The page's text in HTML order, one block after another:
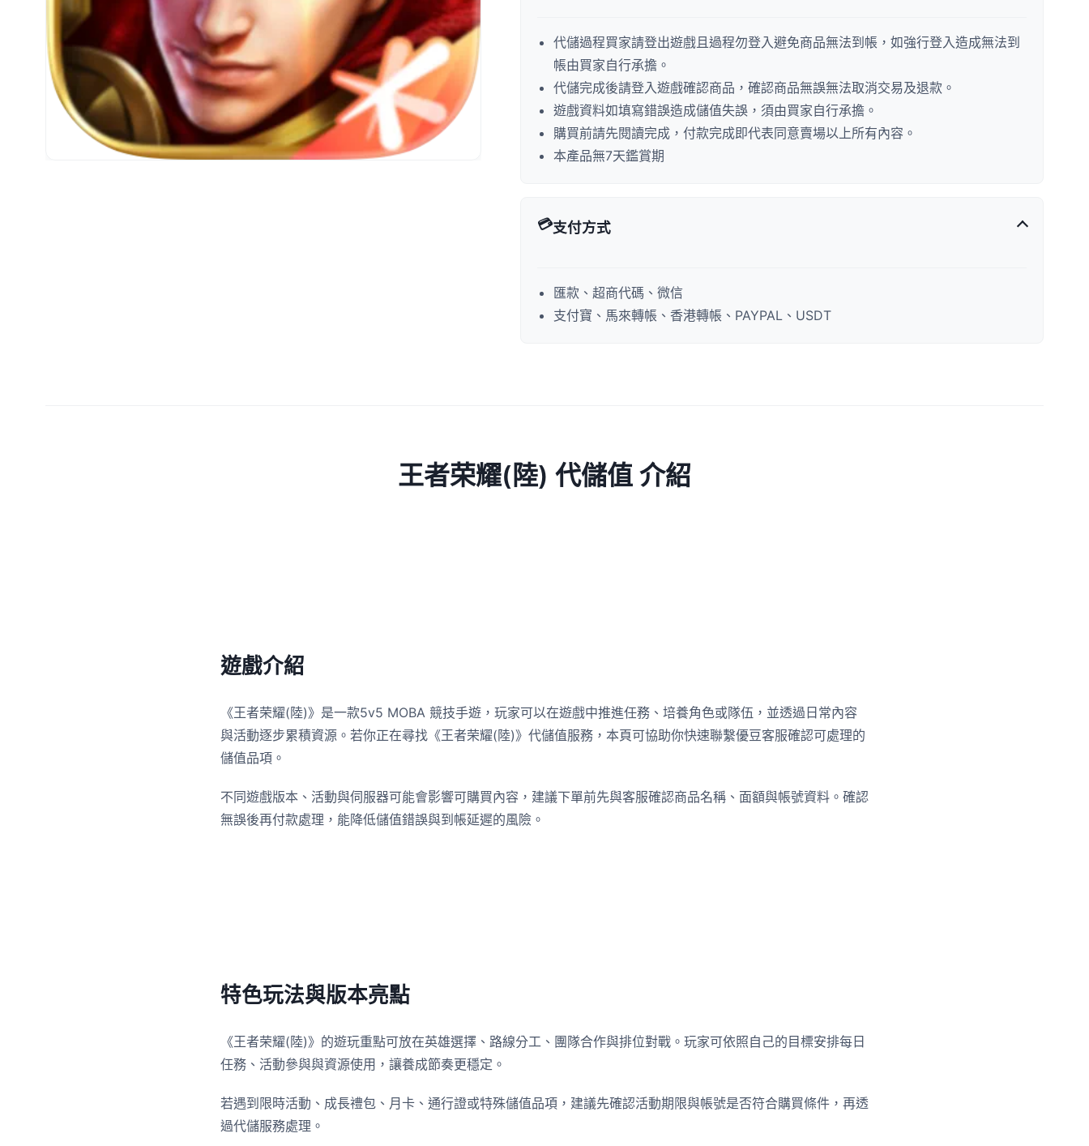
代儲過程買家請登出遊戲且過程勿登入避免商品無法到帳，如強行登入造成無法到
帳由買家自行承擔。
代儲完成後請登入遊戲確認商品，確認商品無誤無法取消交易及退款。
遊戲資料如填寫錯誤造成儲值失誤，須由買家自行承擔。
購買前請先閱讀完成，付款完成即代表同意賣場以上所有內容。
本產品無7天鑑賞期
💳支付方式
匯款、超商代碼、微信
支付寶、馬來轉帳、香港轉帳、PAYPAL、USDT
王者荣耀(陸) 代儲值 介紹
遊戲介紹
《王者荣耀(陸)》是一款5v5 MOBA 競技手遊，玩家可以在遊戲中推進任務、培養角色或隊伍，並透過日常內容
與活動逐步累積資源。若你正在尋找《王者荣耀(陸)》代儲值服務，本頁可協助你快速聯繫優豆客服確認可處理的
儲值品項。
不同遊戲版本、活動與伺服器可能會影響可購買內容，建議下單前先與客服確認商品名稱、面額與帳號資料。確認
無誤後再付款處理，能降低儲值錯誤與到帳延遲的風險。
特色玩法與版本亮點
《王者荣耀(陸)》的遊玩重點可放在英雄選擇、路線分工、團隊合作與排位對戰。玩家可依照自己的目標安排每日
任務、活動參與與資源使用，讓養成節奏更穩定。
若遇到限時活動、成長禮包、月卡、通行證或特殊儲值品項，建議先確認活動期限與帳號是否符合購買條件，再透
過代儲服務處理。